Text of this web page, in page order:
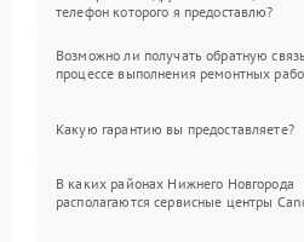
телефон которого я предоставлю?
Возможно ли получать обратную
процессе выполнения ремонтных
Какую гарантию вы предоставляете?
В каких районах Нижнего Новгорода
располагаются сервисные центры